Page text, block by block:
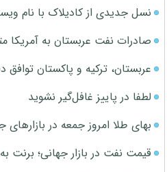
نسل جدیدی از کادیلاک با نام
صادرات نفت عربستان به آمریکا
عربستان، ترکیه و پاکستان
لطفا در پاییز غافل‌گیر نشوید
بهای طلا امروز جمعه در بازارهای
قیمت نفت در بازار جهانی؛ برنت به 83 دلار رسید